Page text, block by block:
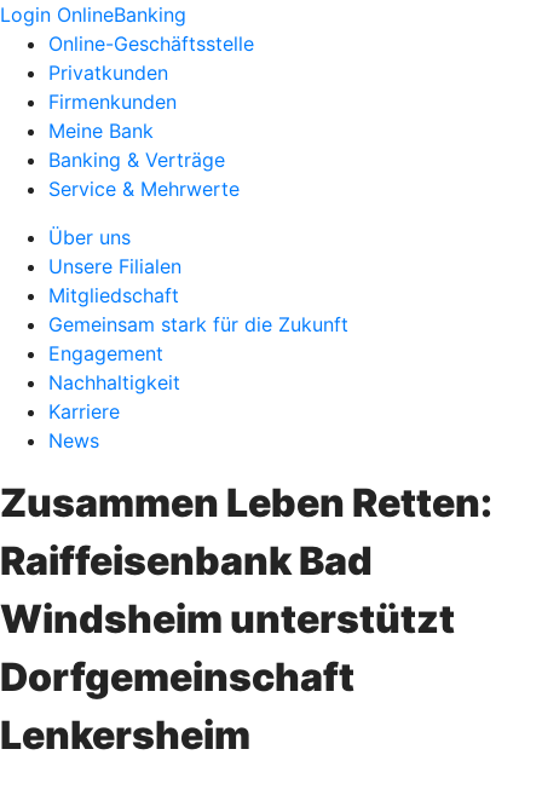
Login OnlineBanking
Online-Geschäftsstelle
Privatkunden
Firmenkunden
Meine Bank
Banking & Verträge
Service & Mehrwerte
Über uns
Unsere Filialen
Mitgliedschaft
Gemeinsam stark für die Zukunft
Engagement
Nachhaltigkeit
Karriere
News
Zusammen Leben Retten:
Raiffeisenbank Bad
Windsheim unterstützt
Dorfgemeinschaft
Lenkersheim